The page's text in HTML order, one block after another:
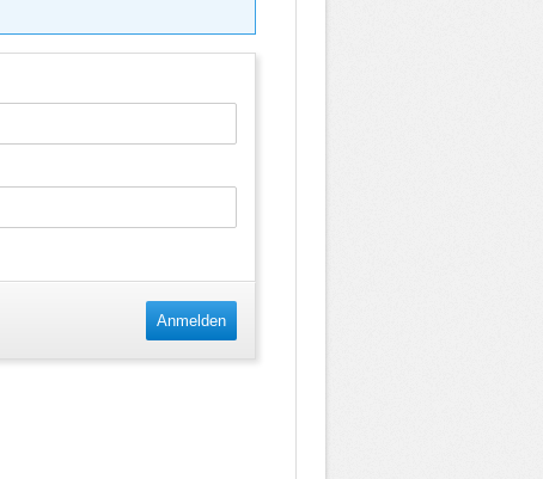
Anmelden